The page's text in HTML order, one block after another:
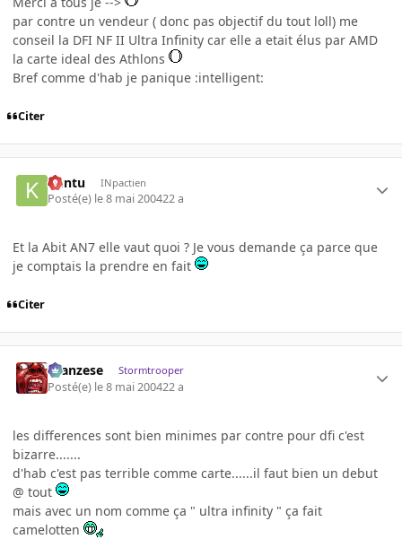
par contre un vendeur ( donc pas objectif du tout loll) me
conseil la DFI NF II Ultra Infinity car elle a etait élus par AMD
la carte ideal des Athlons
Bref comme d'hab je panique :intelligent:
Citer
Kuntu INpactien
Posté(e) le 8 mai 200422 a
Et la Abit AN7 elle vaut quoi ? Je vous demande ça parce que
je comptais la prendre en fait
Citer
ilcanzese Stormtrooper
Posté(e) le 8 mai 200422 a
les differences sont bien minimes par contre pour dfi c'est
bizarre.......
d'hab c'est pas terrible comme carte......il faut bien un debut
@ tout
mais avec un nom comme ça " ultra infinity " ça fait
camelotten